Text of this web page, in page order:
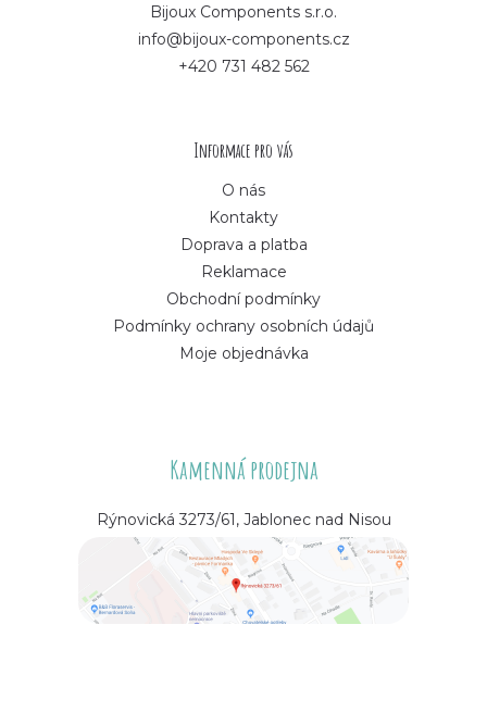
Bijoux Components s.r.o.
info@bijoux-components.cz
+420 731 482 562
Informace pro vás
O nás
Kontakty
Doprava a platba
Reklamace
Obchodní podmínky
Podmínky ochrany osobních údajů
Moje objednávka
Kamenná prodejna
Rýnovická 3273/61, Jablonec nad Nisou